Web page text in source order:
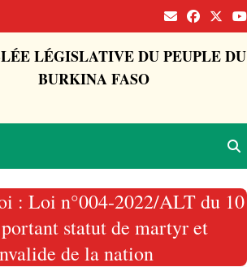
LÉGISLATIVE DU PEUPLE DU
BURKINA FASO
: Loi n°004-2022/ALT du 10
statut de martyr et
de la nation